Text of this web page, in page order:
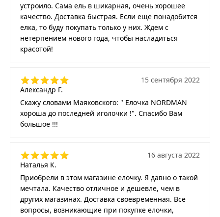
устроило. Сама ель в шикарная, очень хорошее
качество. Доставка быстрая. Если еще понадобится
елка, то буду покупать только у них. Ждем с
нетерпением нового года, чтобы насладиться
красотой!
Александр Г.
15 сентября 2022
Скажу словами Маяковского: " Елочка NORDMAN
хороша до последней иголочки !". Спасибо Вам
большое !!!
Наталья К.
16 августа 2022
Приобрели в этом магазине елочку. Я давно о такой
мечтала. Качество отличное и дешевле, чем в
других магазинах. Доставка своевременная. Все
вопросы, возникающие при покупке елочки,